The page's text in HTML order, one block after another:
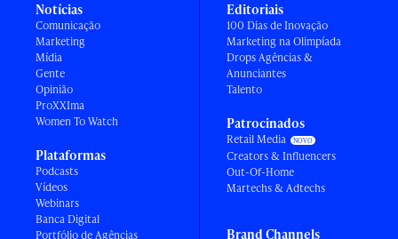
Notícias
Comunicação
Marketing
Mídia
Gente
Opinião
ProXXIma
Women To Watch
Plataformas
Podcasts
Vídeos
Webinars
Banca Digital
Portfólio de Agências
Editoriais
100 Dias de Inovação
Marketing na Olimpíada
Drops Agências &
Anunciantes
Talento
Patrocinados
Retail Media
Creators & Influencers
Out-Of-Home
Martechs & Adtechs
Brand Channels